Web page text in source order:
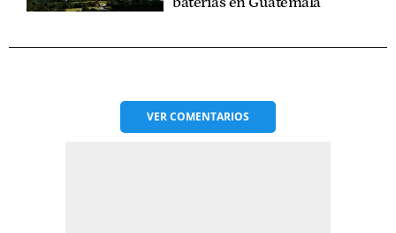
VERCOMENTARIOS